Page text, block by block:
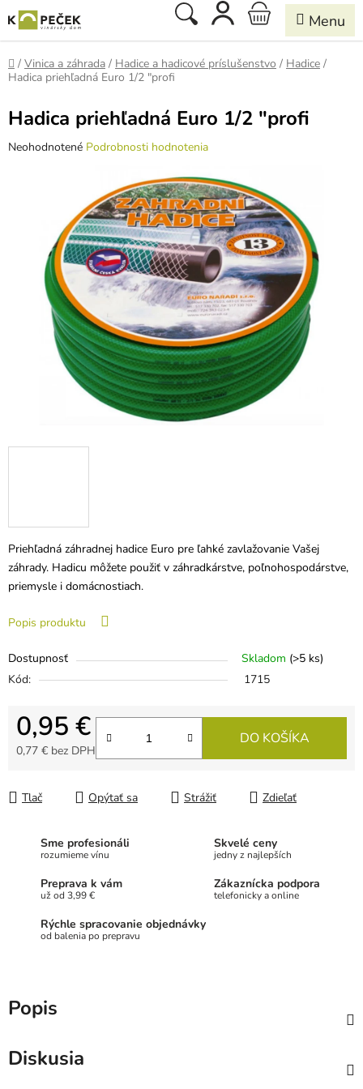
na
obsah
Hľadať
NÁKUPNÝ
KOŠÍK
Domov
/ Vinica a záhrada / Hadice a hadicové príslušenstvo / Hadice /
Hadica priehľadná Euro 1/2 "profi
Priehľadná záhradnej hadice Euro pre ľahké zavlažovanie Vašej
záhrady. Hadicu môžete použiť v záhradkárstve, poľnohospodárstve,
priemysle i domácnostiach.
Popis produktu
Dostupnosť Skladom (>5 ks)
Kód:
1715
0,95 €
0,77 € bez DPH
DO KOŠÍKA
Tlač Opýtať sa Strážiť Zdieľať
Hadica priehľadná Euro 1/2 "profi
Priemerné
hviezdičiek.
Neohodnotené Podrobnosti hodnotenia
Sme profesionáli
rozumieme vínu
Skvelé ceny
jedny z najlepších
Preprava k vám
už od 3,99 €
Zákaznícka podpora
telefonicky a online
Rýchle spracovanie objednávky
od balenia po prepravu
Popis
Diskusia